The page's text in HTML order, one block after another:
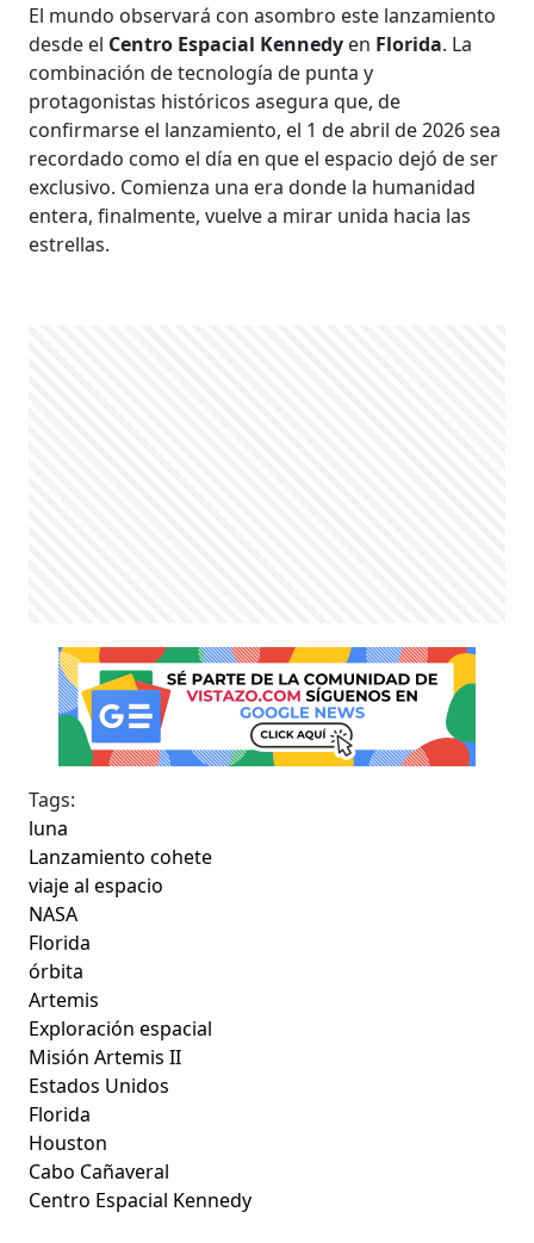
El mundo observará con asombro este lanzamiento
desde el Centro Espacial Kennedy en Florida. La
combinación de tecnología de punta y
protagonistas históricos asegura que, de
confirmarse el lanzamiento, el 1 de abril de 2026 sea
recordado como el día en que el espacio dejó de ser
exclusivo. Comienza una era donde la humanidad
entera, finalmente, vuelve a mirar unida hacia las
estrellas.
Tags:
luna
Lanzamiento cohete
viaje al espacio
NASA
Florida
órbita
Artemis
Exploración espacial
Misión Artemis II
Estados Unidos
Florida
Houston
Cabo Cañaveral
Centro Espacial Kennedy